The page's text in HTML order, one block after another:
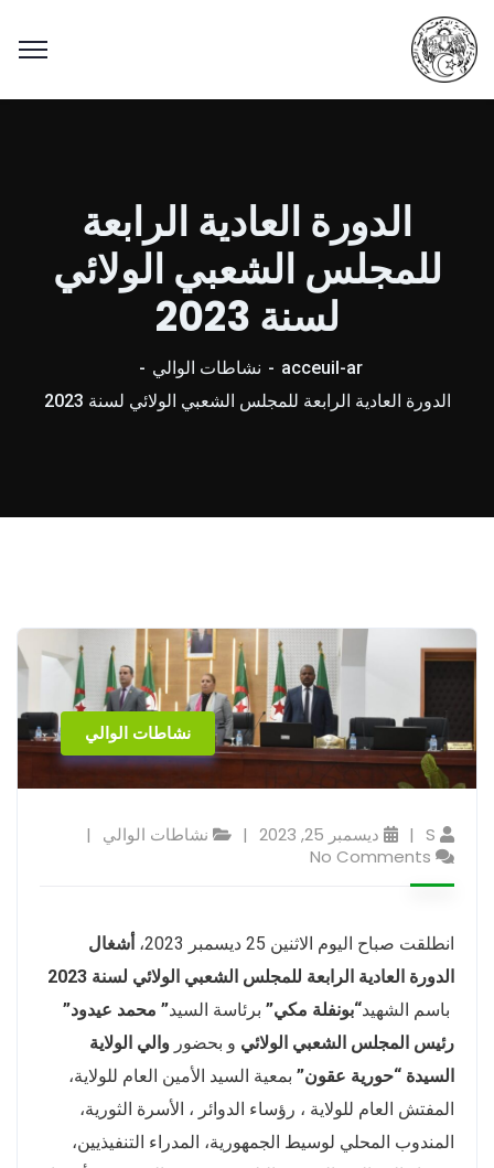
الدورة العادية الرابعة
للمجلس الشعبي الولائي
لسنة 2023
acceuil-ar
نشاطات الوالي
الدورة العادية الرابعة للمجلس الشعبي الولائي لسنة 2023
نشاطات الوالي
S ديسمبر 25, 2023
نشاطات الوالي
No Comments
انطلقت صباح اليوم الاثنين 25 ديسمبر 2023،
أشغال
الدورة العادية الرابعة للمجلس الشعبي الولائي لسنة 2023
باسم الشهيد“بونفلة مكي” برئاسة السيد” محمد عيدود”
رئيس المجلس الشعبي الولائي و بحضور والي الولاية
السيدة “حورية عقون” بمعية السيد الأمين العام للولاية،
المفتش العام للولاية ، رؤساء الدوائر ، الأسرة الثورية،
المندوب المحلي لوسيط الجمهورية، المدراء التنفيذيين،